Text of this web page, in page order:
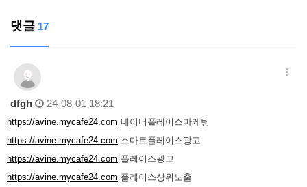
댓글 17
dfgh 24-08-01 18:21
https://avine.mycafe24.com 네이버플레이스마케팅
https://avine.mycafe24.com 스마트플레이스광고
https://avine.mycafe24.com 플레이스광고
https://avine.mycafe24.com 플레이스상위노출